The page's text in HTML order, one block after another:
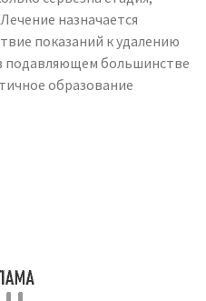
назначается
показаний к удалению
подавляющем большинстве
образование